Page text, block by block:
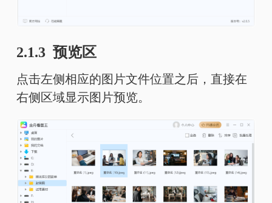
2.1.3 预览区
点击左侧相应的图片文件位置之后，直接在
右侧区域显示图片预览。